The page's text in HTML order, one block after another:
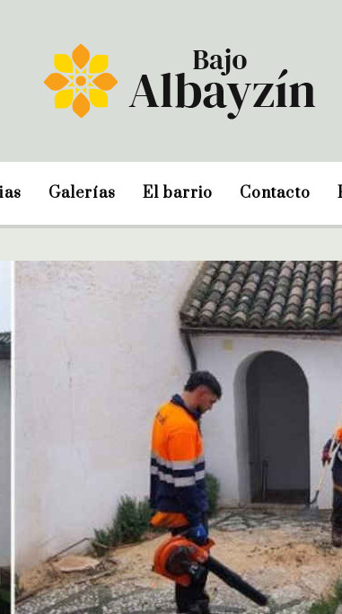
Galerías El barrio Contacto